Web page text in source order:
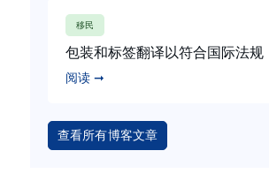
移民
包装和标签翻译以符合国际法规
阅读 ➞
查看所有博客文章